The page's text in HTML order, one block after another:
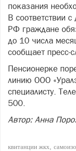
показания
В соответствии
РФ граждане
до 10 числа
сообщает пресс-
Пенсионерке
линию ООО
специалисту.
500.
Автор: Анна
квитанции жкх